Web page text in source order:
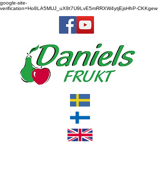
google-site-
verification=Ho8LA5MUJ_uX8t7U9LvE5mRRXW4ytjEjsHhP-CKKgew